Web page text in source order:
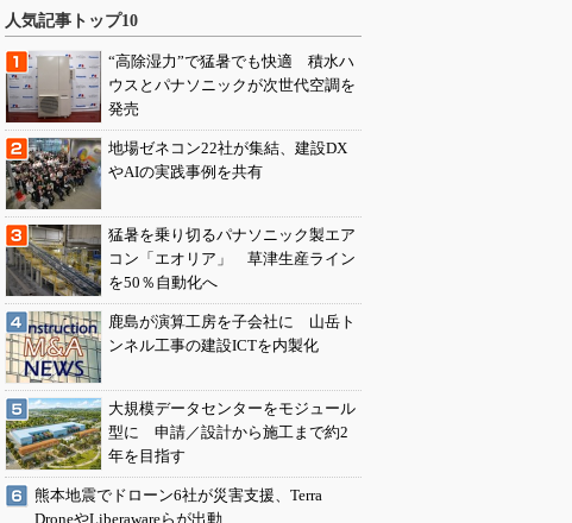
人気記事トップ10
“高除湿力”で猛暑でも快適 積水ハ
ウスとパナソニックが次世代空調を
発売
地場ゼネコン22社が集結、建設DX
やAIの実践事例を共有
猛暑を乗り切るパナソニック製エア
コン「エオリア」 草津生産ライン
を50％自動化へ
鹿島が演算工房を子会社に 山岳ト
ンネル工事の建設ICTを内製化
大規模データセンターをモジュール
型に 申請／設計から施工まで約2
年を目指す
熊本地震でドローン6社が災害支援、Terra
DroneやLiberawareらが出動